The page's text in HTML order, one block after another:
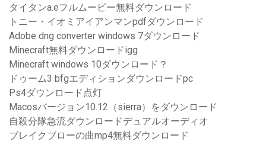
タイタンa.eフルムービー無料ダウンロード
トニー・イオミアイアンマンpdfダウンロード
Adobe dng converter windows 7ダウンロード
Minecraft無料ダウンロードigg
Minecraft windows 10ダウンロード？
ドゥーム3 bfgエディションダウンロードpc
Ps4ダウンロード点灯
Macosバージョン10.12（sierra）をダウンロード
自殺分隊急流ダウンロードデュアルオーディオ
ブレイクブローの曲mp4無料ダウンロード